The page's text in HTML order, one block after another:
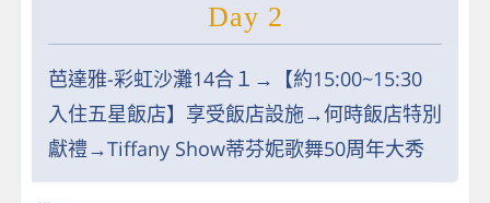
Day 2
芭達雅-彩虹沙灘14合１→【約15:00~15:30
入住五星飯店】享受飯店設施→何時飯店特別
獻禮→Tiffany Show蒂芬妮歌舞50周年大秀